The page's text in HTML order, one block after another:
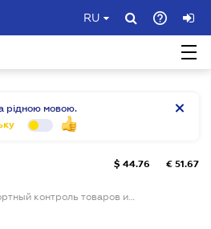
RU
рідною мовою.
Бесплатный вебинар: «Экспортный контроль товаров и технологий военного назначения и двойного использования»
$ 44.76 € 51.67